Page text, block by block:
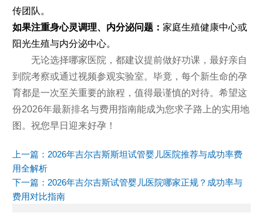
传团队。
如果注重身心灵调理、内分泌问题： 家庭生殖健康中心或
阳光生殖与内分泌中心。
无论选择哪家医院，都建议提前做好功课，最好亲自
到院考察或通过视频参观实验室。毕竟，每个新生命的孕
育都是一次至关重要的旅程，值得最谨慎的对待。希望这
份2026年最新排名与费用指南能成为您求子路上的实用地
图。祝您早日迎来好孕！
上一篇： 2026年吉尔吉斯斯坦试管婴儿医院推荐与成功率费
用全解析
下一篇： 2026年吉尔吉斯试管婴儿医院哪家正规？成功率与
费用对比指南